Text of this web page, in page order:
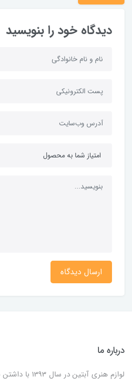
دیدگاه خود را بنویسید
ارسال دیدگاه
درباره ما
لوازم هنری